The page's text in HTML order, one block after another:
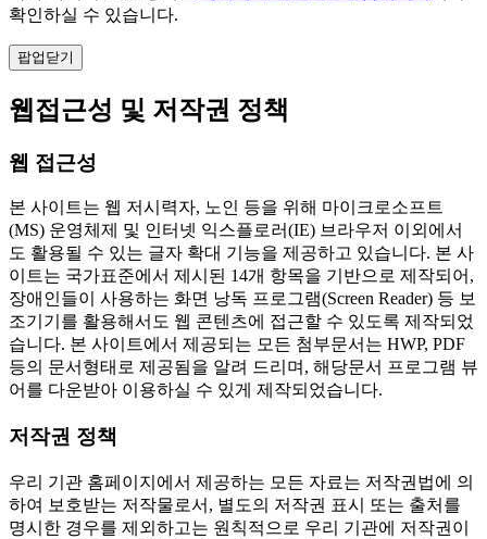
확인하실 수 있습니다.
팝업닫기
웹접근성 및 저작권 정책
웹 접근성
본 사이트는 웹 저시력자, 노인 등을 위해 마이크로소프트
(MS) 운영체제 및 인터넷 익스플로러(IE) 브라우저 이외에서
도 활용될 수 있는 글자 확대 기능을 제공하고 있습니다. 본 사
이트는 국가표준에서 제시된 14개 항목을 기반으로 제작되어,
장애인들이 사용하는 화면 낭독 프로그램(Screen Reader) 등 보
조기기를 활용해서도 웹 콘텐츠에 접근할 수 있도록 제작되었
습니다. 본 사이트에서 제공되는 모든 첨부문서는 HWP, PDF
등의 문서형태로 제공됨을 알려 드리며, 해당문서 프로그램 뷰
어를 다운받아 이용하실 수 있게 제작되었습니다.
저작권 정책
우리 기관 홈페이지에서 제공하는 모든 자료는 저작권법에 의
하여 보호받는 저작물로서, 별도의 저작권 표시 또는 출처를
명시한 경우를 제외하고는 원칙적으로 우리 기관에 저작권이